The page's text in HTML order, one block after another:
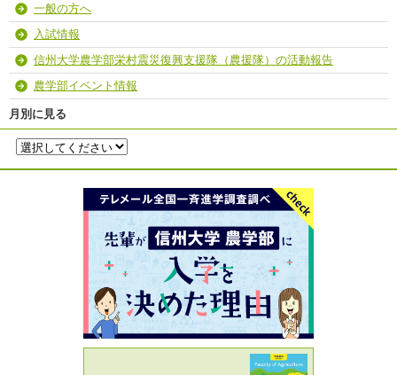
一般の方へ
入試情報
信州大学農学部栄村震災復興支援隊（農援隊）の活動報告
農学部イベント情報
月別に見る